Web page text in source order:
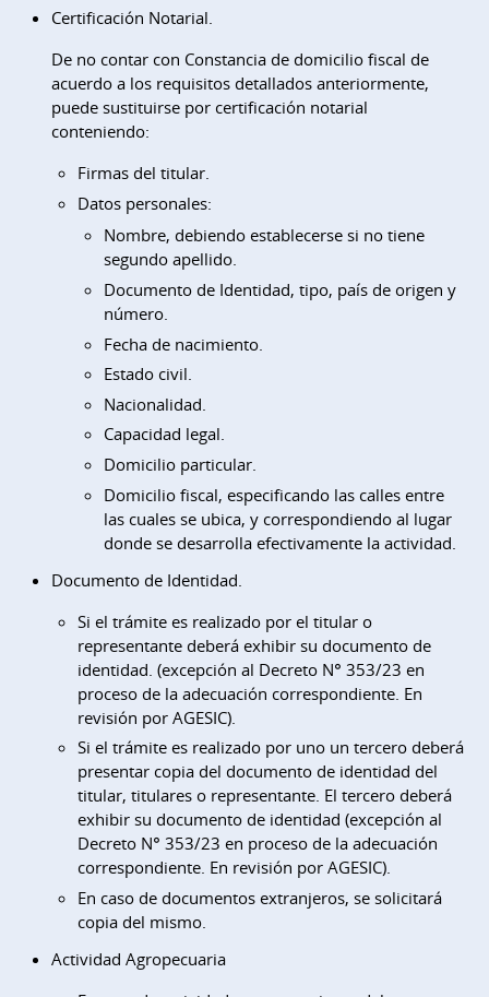
Certificación Notarial.
De no contar con Constancia de domicilio fiscal de
acuerdo a los requisitos detallados anteriormente,
puede sustituirse por certificación notarial
conteniendo:
Firmas del titular.
Datos personales:
Nombre, debiendo establecerse si no tiene
segundo apellido.
Documento de Identidad, tipo, país de origen y
número.
Fecha de nacimiento.
Estado civil.
Nacionalidad.
Capacidad legal.
Domicilio particular.
Domicilio fiscal, especificando las calles entre
las cuales se ubica, y correspondiendo al lugar
donde se desarrolla efectivamente la actividad.
Documento de Identidad.
Si el trámite es realizado por el titular o
representante deberá exhibir su documento de
identidad. (excepción al Decreto N° 353/23 en
proceso de la adecuación correspondiente. En
revisión por AGESIC).
Si el trámite es realizado por uno un tercero deberá
presentar copia del documento de identidad del
titular, titulares o representante. El tercero deberá
exhibir su documento de identidad (excepción al
Decreto N° 353/23 en proceso de la adecuación
correspondiente. En revisión por AGESIC).
En caso de documentos extranjeros, se solicitará
copia del mismo.
Actividad Agropecuaria